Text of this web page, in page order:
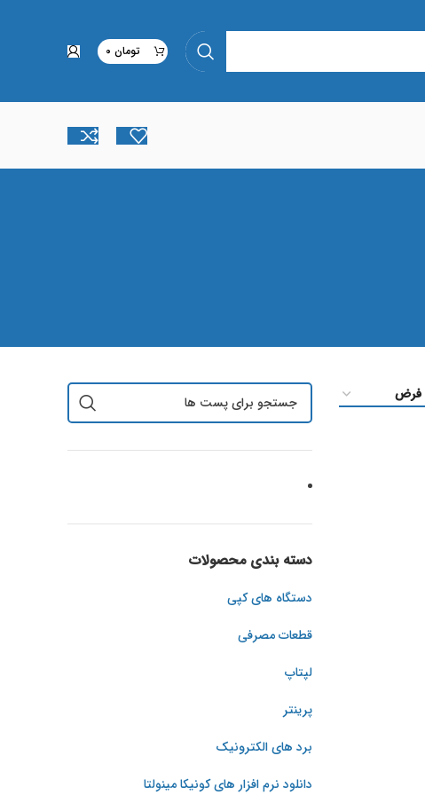
تومان
دسته بندی محصولات
دستگاه های کپی
قطعات مصرفی
لپتاپ
پرینتر
برد های الکترونیک
دانلود نرم افزار های کونیکا مینولتا